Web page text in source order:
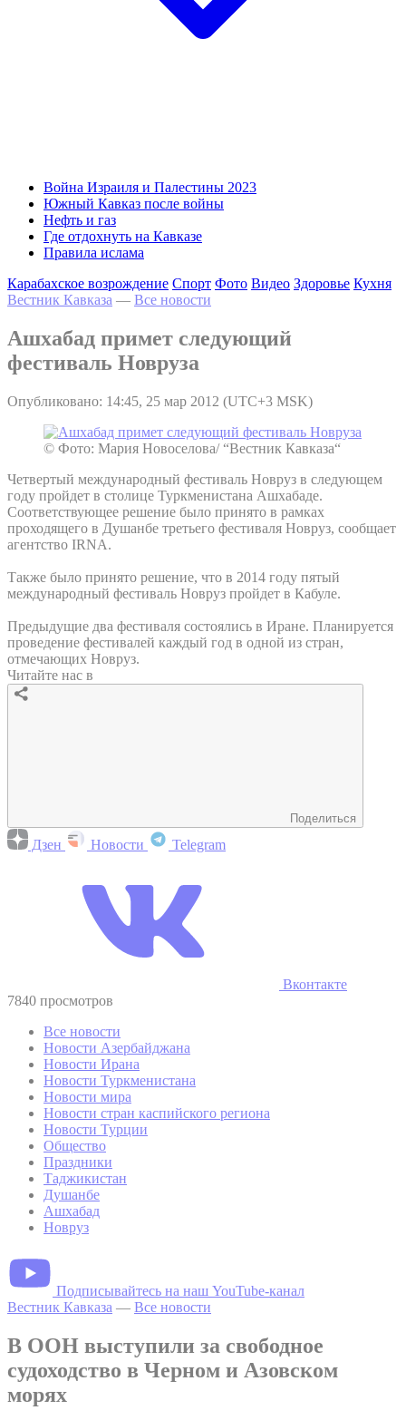
Война Израиля и Палестины 2023
Южный Кавказ после войны
Нефть и газ
Где отдохнуть на Кавказе
Правила ислама
Карабахское возрождение Спорт Фото Видео Здоровье Кухня
Вестник Кавказа — Все новости
Ашхабад примет следующий
фестиваль Новруза
Опубликовано: 14:45, 25 мар 2012 (UTC+3 MSK)
© Фото: Мария Новоселова/ “Вестник Кавказа“
Четвертый международный фестиваль Новруз в следующем
году пройдет в столице Туркменистана Ашхабаде.
Соответствующее решение было принято в рамках
проходящего в Душанбе третьего фестиваля Новруз, сообщает
агентство IRNA.
Также было принято решение, что в 2014 году пятый
международный фестиваль Новруз пройдет в Кабуле.
Предыдущие два фестиваля состоялись в Иране. Планируется
проведение фестивалей каждый год в одной из стран,
отмечающих Новруз.
Читайте нас в
Поделиться
Дзен Новости Telegram
Вконтакте
7840 просмотров
Все новости
Новости Азербайджана
Новости Ирана
Новости Туркменистана
Новости мира
Новости стран каспийского региона
Новости Турции
Общество
Праздники
Таджикистан
Душанбе
Ашхабад
Новруз
Подписывайтесь на наш YouTube-канал
Вестник Кавказа — Все новости
В ООН выступили за свободное
судоходство в Черном и Азовском
морях